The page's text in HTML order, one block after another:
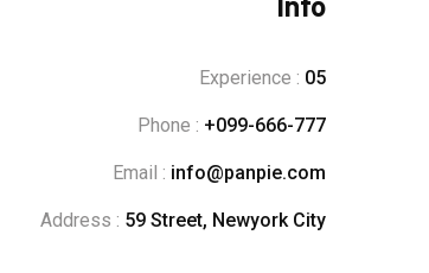
Experience : 05
Phone : +099-666-777
Email : info@panpie.com
Address : 59 Street, Newyork City